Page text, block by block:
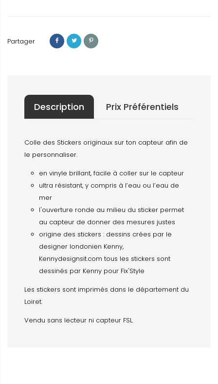
Partager
Description Prix Préférentiels
Colle des Stickers originaux sur ton capteur afin de
le personnaliser.
en vinyle brillant, facile à coller sur le capteur
ultra résistant, y compris à l’eau ou l’eau de
mer
l'ouverture ronde au milieu du sticker permet
au capteur de donner des mesures justes
origine des stickers : dessins crées par le
designer londonien Kenny,
Kennydesignsit.com tous les stickers sont
dessinés par Kenny pour Fix'Style
Les stickers sont imprimés dans le département du
Loiret.
Vendu sans lecteur ni capteur FSL.